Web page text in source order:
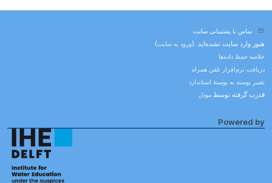
تماس با پشتیبانی سایت
هنوز وارد سایت نشده‌اید. (ورود به سایت)
خلاصه حفظ داده‌ها
دریافت نرم‌افزار تلفن همراه
تغییر پوسته به پوستهٔ استاندارد
قدرت گرفته توسط مودل
Powered by